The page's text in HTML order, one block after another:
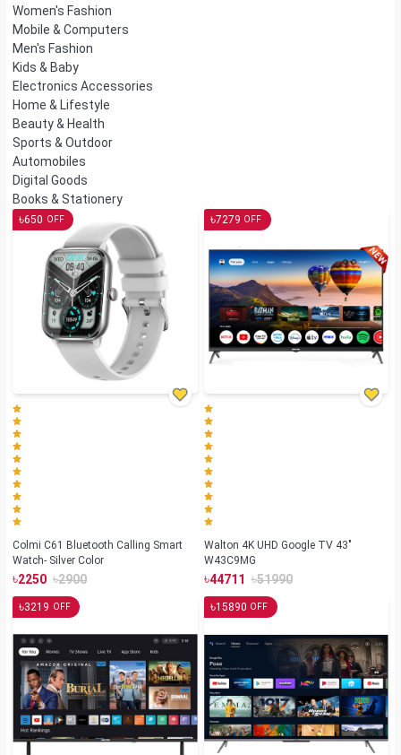
Women's Fashion
Mobile & Computers
Men's Fashion
Kids & Baby
Electronics Accessories
Home & Lifestyle
Beauty & Health
Sports & Outdoor
Automobiles
Digital Goods
Books & Stationery
৳650 OFF
Colmi C61 Bluetooth Calling Smart
Watch- Silver Color
৳2250 ৳2900
৳7279 OFF
Walton 4K UHD Google TV 43"
W43C9MG
৳44711 ৳51990
৳3219 OFF ৳15890 OFF